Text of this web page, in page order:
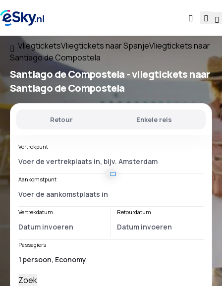
VliegticketsVliegtickets naar SpanjeVliegtickets naar
Santiago de Compostela
Santiago de Compostela - vliegtickets naar
Santiago de Compostela
Retour Enkele reis
Vertrekpunt
Aankomstpunt
Vertrekdatum Retourdatum
Passagiers
Zoek